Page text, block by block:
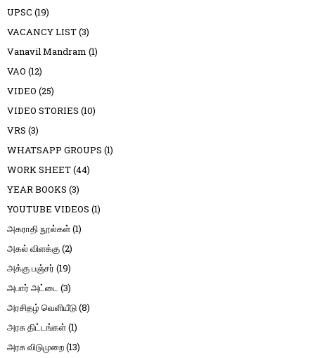
UPSC (19)
VACANCY LIST(3)
Vanavil Mandram (1)
VAO (12)
VIDEO (25)
VIDEO STORIES (10)
VRS (3)
WHATSAPP GROUPS (1)
WORK SHEET(44)
YEAR BOOKS (3)
YOUTUBE VIDEOS (1)
அகராதி நூல்கள்(1)
அகல் விளக்கு(2)
அக்கு பஞ்சர் (19)
அபார் அட்டை (3)
அரசிதழ் வெளியீடு(8)
அரசு திட்டங்கள்(1)
அரசு விடுமுறை(13)